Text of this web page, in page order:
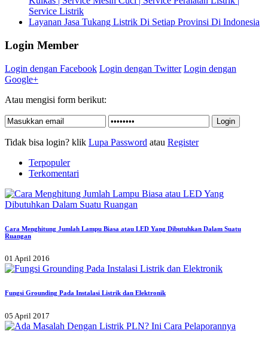
Service Listrik
Layanan Jasa Tukang Listrik Di Setiap Provinsi Di Indonesia
Login Member
Login dengan Facebook Login dengan Twitter Login dengan
Google+
Atau mengisi form berikut:
Tidak bisa login? klik Lupa Password atau Register
Terpopuler
Terkomentari
Cara Menghitung Jumlah Lampu Biasa atau LED Yang Dibutuhkan Dalam Suatu
Ruangan
01 April 2016
Fungsi Grounding Pada Instalasi Listrik dan Elektronik
05 April 2017